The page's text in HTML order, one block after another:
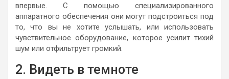
впервые. С помощью специализированного
аппаратного обеспечения они могут подстроиться под
то, что вы не хотите услышать, или использовать
чувствительное оборудование, которое усилит тихий
шум или отфильтрует громкий.
2. Видеть в темноте